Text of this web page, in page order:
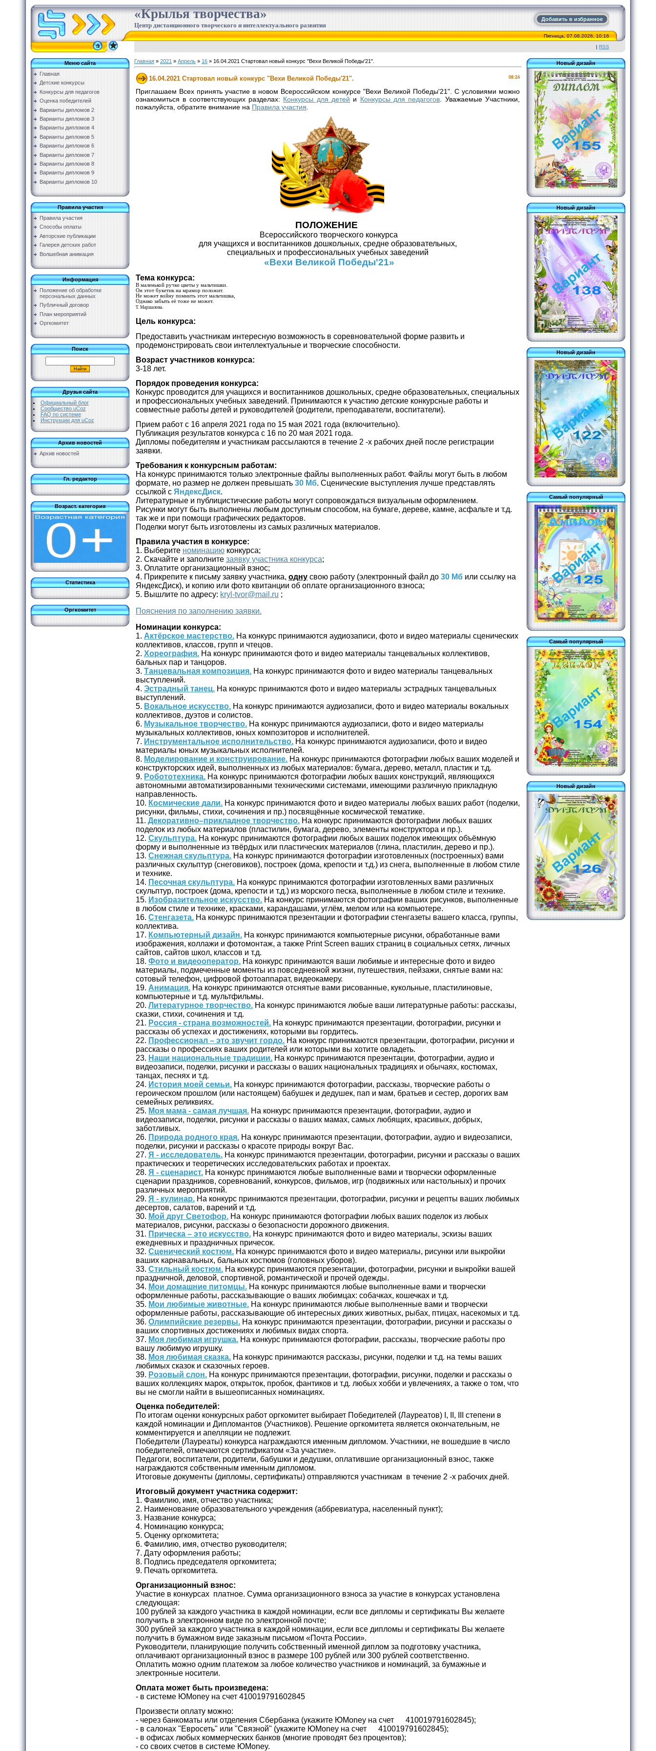
Добавить в избранное
«Крылья творчества»
Центр дистанционного творческого и интеллектуального развития
Пятница, 07.08.2026, 10:16
| RSS
Меню сайта
Главная
Детские конкурсы
Конкурсы для педагогов
Оценка победителей
Варианты дипломов 2
Варианты дипломов 3
Варианты дипломов 4
Варианты дипломов 5
Варианты дипломов 6
Варианты дипломов 7
Варианты дипломов 8
Варианты дипломов 9
Варианты дипломов 10
Правила участия
Правила участия
Способы оплаты
Авторские публикации
Галерея детских работ
Волшебная анимация
Информация
Положение об обработке
персональных данных
Публичный договор
План мероприятий
Оргкомитет
Поиск
Друзья сайта
Официальный блог
Сообщество uCoz
FAQ по системе
Инструкции для uCoz
Архив новостей
Архив новостей
Гл. редактор
Возраст. категория
Статистика
Оргкомитет
Главная » 2021 » Апрель » 16 » 16.04.2021 Стартовал новый конкурс "Вехи Великой Победы'21".
08:24
16.04.2021 Стартовал новый конкурс "Вехи Великой Победы'21".
Приглашаем Всех принять участие в новом Всероссийском конкурсе "Вехи Великой Победы'21". С условиями можно
ознакомиться в соответствующих разделах: Конкурсы для детей и Конкурсы для педагогов . Уважаемые Участники,
пожалуйста, обратите внимание на Правила участия
ПОЛОЖЕНИЕ
Всероссийского творческого конкурса
для учащихся и воспитанников дошкольных, средне образовательных,
специальных и профессиональных учебных заведений
«Вехи Великой Победы'21»
Тема конкурса:
В маленькой ручке цветы у мальчишки.
Он этот букетик на мрамор положит.
Не может войну помнить этот мальчишка,
Однако забыть её тоже не может.
Т. Маршалова.
Цель конкурса:
Предоставить участникам интересную возможность в соревновательной форме развить и
продемонстрировать свои интеллектуальные и творческие способности.
Возраст участников конкурса:
3-18 лет.
Порядок проведения конкурса:
Конкурс проводится для учащихся и воспитанников дошкольных, средне образовательных, специальных
и профессиональных учебных заведений. Принимаются к участию детские конкурсные работы и
совместные работы детей и руководителей (родители, преподаватели, воспитатели).
Прием работ с 16 апреля 2021 года по 15 мая 2021 года (включительно).
Публикация результатов конкурса с 16 по 20 мая 2021 года.
Дипломы победителям и участникам рассылаются в течение 2 -х рабочих дней после регистрации
заявки.
Требования к конкурсным работам:
На конкурс принимаются только электронные файлы выполненных работ. Файлы могут быть в любом
формате, но размер не должен превышать 30 Мб. Сценические выступления лучше представлять
ссылкой с ЯндексДиск.
Литературные и публицистические работы могут сопровождаться визуальным оформлением.
Рисунки могут быть выполнены любым доступным способом, на бумаге, дереве, камне, асфальте и т.д.
так же и при помощи графических редакторов.
Поделки могут быть изготовлены из самых различных материалов.
Правила участия в конкурсе:
1. Выберите номинацию конкурса;
2. Скачайте и заполните заявку участника конкурса;
3. Оплатите организационный взнос;
4. Прикрепите к письму заявку участника, одну свою работу (электронный файл до 30 Мб или ссылку на
ЯндексДиск), и копию или фото квитанции об оплате организационного взноса;
5. Вышлите по адресу: kryl-tvor@mail.ru ;
Пояснения по заполнению заявки.
Номинации конкурса:
1. Актёрское мастерство. На конкурс принимаются аудиозаписи, фото и видео материалы сценических
коллективов, классов, групп и чтецов.
2. Хореография. На конкурс принимаются фото и видео материалы танцевальных коллективов,
бальных пар и танцоров.
3. Танцевальная композиция. На конкурс принимаются фото и видео материалы танцевальных
выступлений.
4. Эстрадный танец. На конкурс принимаются фото и видео материалы эстрадных танцевальных
выступлений.
5. Вокальное искусство. На конкурс принимаются аудиозаписи, фото и видео материалы вокальных
коллективов, дуэтов и солистов.
6. Музыкальное творчество. На конкурс принимаются аудиозаписи, фото и видео материалы
музыкальных коллективов, юных композиторов и исполнителей.
7. Инструментальное исполнительство. На конкурс принимаются аудиозаписи, фото и видео
материалы юных музыкальных исполнителей.
8. Моделирование и конструирование. На конкурс принимаются фотографии любых ваших моделей и
конструкторских идей, выполненных из любых материалов: бумага, дерево, металл, пластик и т.д.
9. Робототехника. На конкурс принимаются фотографии любых ваших конструкций, являющихся
автономными автоматизированными техническими системами, имеющими различную прикладную
направленность.
10. Космические дали. На конкурс принимаются фото и видео материалы любых ваших работ (поделки,
рисунки, фильмы, стихи, сочинения и пр.) посвящённые космической тематике.
11. Декоративно–прикладное творчество. На конкурс принимаются фотографии любых ваших
поделок из любых материалов (пластилин, бумага, дерево, элементы конструктора и пр.).
12. Скульптура. На конкурс принимаются фотографии любых ваших поделок имеющих объёмную
форму и выполненные из твёрдых или пластических материалов (глина, пластилин, дерево и пр.).
13. Снежная скульптура. На конкурс принимаются фотографии изготовленных (построенных) вами
различных скульптур (снеговиков), построек (дома, крепости и т.д.) из снега, выполненные в любом стиле
и технике.
14. Песочная скульптура. На конкурс принимаются фотографии изготовленных вами различных
скульптур, построек (дома, крепости и т.д.) из морского песка, выполненные в любом стиле и технике.
15. Изобразительное искусство. На конкурс принимаются фотографии ваших рисунков, выполненные
в любом стиле и технике, красками, карандашами, углём, мелом или на компьютере.
16. Стенгазета. На конкурс принимаются презентации и фотографии стенгазеты вашего класса, группы,
коллектива.
17. Компьютерный дизайн. На конкурс принимаются компьютерные рисунки, обработанные вами
изображения, коллажи и фотомонтаж, а также Print Screen ваших страниц в социальных сетях, личных
сайтов, сайтов школ, классов и т.д.
18. Фото и видеооператор. На конкурс принимаются ваши любимые и интересные фото и видео
материалы, подмеченные моменты из повседневной жизни, путешествия, пейзажи, снятые вами на:
сотовый телефон, цифровой фотоаппарат, видеокамеру.
19. Анимация. На конкурс принимаются отснятые вами рисованные, кукольные, пластилиновые,
компьютерные и т.д. мультфильмы.
20. Литературное творчество. На конкурс принимаются любые ваши литературные работы: рассказы,
сказки, стихи, сочинения и т.д.
21. Россия - страна возможностей. На конкурс принимаются презентации, фотографии, рисунки и
рассказы об успехах и достижениях, которыми вы гордитесь.
22. Профессионал – это звучит гордо. На конкурс принимаются презентации, фотографии, рисунки и
рассказы о профессиях ваших родителей или которыми вы хотите овладеть.
23. Наши национальные традиции. На конкурс принимаются презентации, фотографии, аудио и
видеозаписи, поделки, рисунки и рассказы о ваших национальных традициях и обычаях, костюмах,
танцах, песнях и т.д.
24. История моей семьи. На конкурс принимаются фотографии, рассказы, творческие работы о
героическом прошлом (или настоящем) бабушек и дедушек, пап и мам, братьев и сестер, дорогих вам
семейных реликвиях.
25. Моя мама - самая лучшая. На конкурс принимаются презентации, фотографии, аудио и
видеозаписи, поделки, рисунки и рассказы о ваших мамах, самых любящих, красивых, добрых,
заботливых.
26. Природа родного края. На конкурс принимаются презентации, фотографии, аудио и видеозаписи,
поделки, рисунки и рассказы о красоте природы вокруг Вас.
27. Я - исследователь. На конкурс принимаются презентации, фотографии, рисунки и рассказы о ваших
практических и теоретических исследовательских работах и проектах.
28. Я - сценарист. На конкурс принимаются любые выполненные вами и творчески оформленные
сценарии праздников, соревнований, конкурсов, фильмов, игр (подвижных или настольных) и прочих
различных мероприятий.
29. Я - кулинар. На конкурс принимаются презентации, фотографии, рисунки и рецепты ваших любимых
десертов, салатов, варений и т.д.
30. Мой друг Светофор. На конкурс принимаются фотографии любых ваших поделок из любых
материалов, рисунки, рассказы о безопасности дорожного движения.
31. Прическа – это искусство. На конкурс принимаются фото и видео материалы, эскизы ваших
ежедневных и праздничных причесок.
32. Сценический костюм. На конкурс принимаются фото и видео материалы, рисунки или выкройки
ваших карнавальных, бальных костюмов (головных уборов).
33. Стильный костюм. На конкурс принимаются презентации, фотографии, рисунки и выкройки вашей
праздничной, деловой, спортивной, романтической и прочей одежды.
34. Мои домашние питомцы. На конкурс принимаются любые выполненные вами и творчески
оформленные работы, рассказывающие о ваших любимцах: собачках, кошечках и т.д.
35. Мои любимые животные. На конкурс принимаются любые выполненные вами и творчески
оформленные работы, рассказывающие об интересных диких животных, рыбах, птицах, насекомых и т.д.
36. Олимпийские резервы. На конкурс принимаются презентации, фотографии, рисунки и рассказы о
ваших спортивных достижениях и любимых видах спорта.
37. Моя любимая игрушка. На конкурс принимаются фотографии, рассказы, творческие работы про
вашу любимую игрушку.
38. Моя любимая сказка. На конкурс принимаются рассказы, рисунки, поделки и т.д. на темы ваших
любимых сказок и сказочных героев.
39. Розовый слон. На конкурс принимаются презентации, фотографии, рисунки, поделки и рассказы о
ваших коллекциях марок, открыток, пробок, фантиков и т.д. любых хобби и увлечениях, а также о том, что
вы не смогли найти в вышеописанных номинациях.
Оценка победителей:
По итогам оценки конкурсных работ оргкомитет выбирает Победителей (Лауреатов) I, II, III степени в
каждой номинации и Дипломантов (Участников). Решение оргкомитета является окончательным, не
комментируется и апелляции не подлежит.
Победители (Лауреаты) конкурса награждаются именным дипломом. Участники, не вошедшие в число
победителей, отмечаются сертификатом «За участие».
Педагоги, воспитатели, родители, бабушки и дедушки, оплатившие организационный взнос, также
награждаются собственным именным дипломом.
Итоговые документы (дипломы, сертификаты) отправляются участникам в течение 2 -х рабочих дней.
Итоговый документ участника содержит:
1. Фамилию, имя, отчество участника;
2. Наименование образовательного учреждения (аббревиатура, населенный пункт);
3. Название конкурса;
4. Номинацию конкурса;
5. Оценку оргкомитета;
6. Фамилию, имя, отчество руководителя;
7. Дату оформления работы;
8. Подпись председателя оргкомитета;
9. Печать оргкомитета.
Организационный взнос:
Участие в конкурсах платное. Сумма организационного взноса за участие в конкурсах установлена
следующая:
100 рублей за каждого участника в каждой номинации, если все дипломы и сертификаты Вы желаете
получить в электронном виде по электронной почте;
300 рублей за каждого участника в каждой номинации, если все дипломы и сертификаты Вы желаете
получить в бумажном виде заказным письмом «Почта России».
Руководители, планирующие получить собственный именной диплом за подготовку участника,
оплачивают организационный взнос в размере 100 рублей или 300 рублей соответственно.
Оплатить можно одним платежом за любое количество участников и номинаций, за бумажные и
электронные носители.
Оплата может быть произведена:
- в системе ЮMoney на счет 410019791602845
Произвести оплату можно:
- через банкоматы или отделения Сбербанка (укажите ЮMoney на счет 410019791602845);
- в салонах "Евросеть" или "Связной" (укажите ЮMoney на счет 410019791602845);
- в офисах любых коммерческих банков (многие проводят без процентов);
- со своих счетов в системе ЮMoney.
Новый дизайн
Новый дизайн
Новый дизайн
Самый популярный
Самый популярный
Новый дизайн